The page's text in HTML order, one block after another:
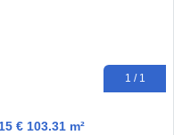
1 / 1
€ 103.31 m²